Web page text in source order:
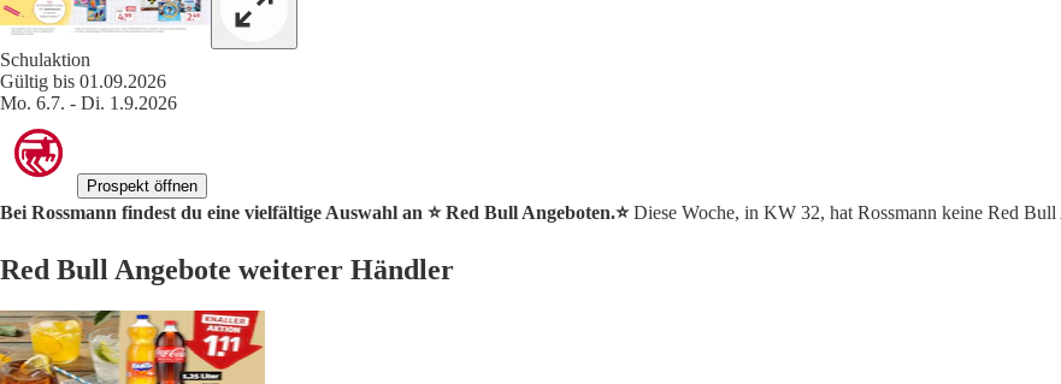
Schulaktion
Gültig bis 01.09.2026
Mo. 6.7. - Di. 1.9.2026
Prospekt öffnen
Bei Rossmann findest du eine vielfältige Auswahl an ⭐️ Red Bull Angeboten.⭐️Diese Woche, in KW 32, hat Rossmann keine Red Bull
Red Bull Angebote weiterer Händler